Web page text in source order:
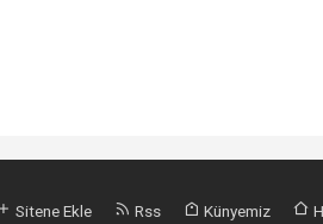
Sitene Ekle Rss Künyemiz